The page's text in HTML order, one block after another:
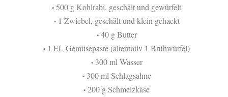
• 500 g Kohlrabi, geschält und gewürfelt
•1 Zwiebel, geschält und klein gehackt
•40 g Butter
• 1 EL Gemüsepaste (alternativ 1 Brühwürfel)
•300 ml Wasser
•300 ml Schlagsahne
• 200 g Schmelzkäse